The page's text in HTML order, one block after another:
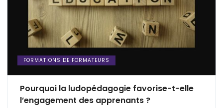
FORMATIONS DE FORMATEURS
Pourquoi la ludopédagogie favorise-t-elle
l’engagement des apprenants ?